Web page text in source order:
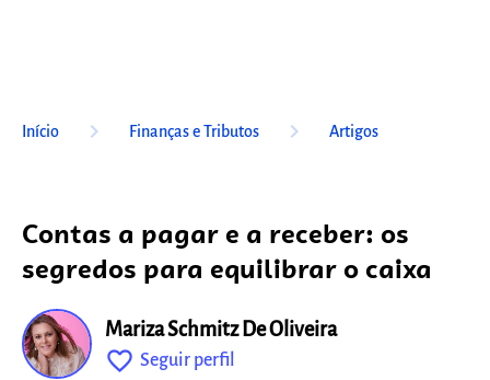
Início keyboard_arrow_right Finanças e Tributos keyboard_arrow_right Artigos
Contas a pagar e a receber: os
segredos para equilibrar o caixa
Mariza Schmitz De Oliveira
favorite_outline Seguir perfil